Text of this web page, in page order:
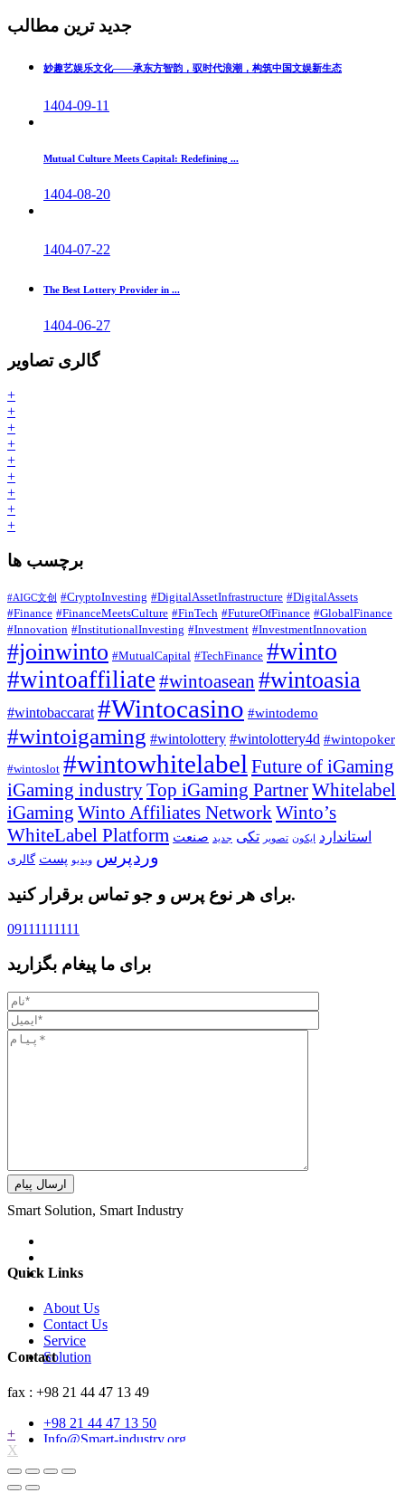
جدید ترین مطالب
妙趣艺娱乐文化——承东方智韵，驭时代浪潮，构筑中国文娱新生态
1404-09-11
Mutual Culture Meets Capital: Redefining ...
1404-08-20
1404-07-22
The Best Lottery Provider in ...
1404-06-27
گالری تصاویر
+
+
+
+
+
+
+
+
+
برچسب ها
#AIGC文创 #CryptoInvesting #DigitalAssetInfrastructure #DigitalAssets
#Finance #FinanceMeetsCulture #FinTech #FutureOfFinance #GlobalFinance
#Innovation #InstitutionalInvesting #Investment #InvestmentInnovation
#joinwinto #MutualCapital #TechFinance #winto
#wintoaffiliate #wintoasean #wintoasia
#wintobaccarat #Wintocasino #wintodemo
#wintoigaming #wintolottery #wintolottery4d #wintopoker
#wintoslot #wintowhitelabel Future of iGaming
iGaming industryTop iGaming PartnerWhitelabel
iGaming Winto Affiliates NetworkWinto’s
WhiteLabel Platform
استاندارد ایکون تصویر تکی جدید صنعت
وردپرس ویدیو پست گالری
برای هر نوع پرس و جو تماس برقرار کنید.
09111111111
برای ما پیغام بگزارید
ارسال پیام
Smart Solution, Smart Industry
Quick Links
About Us
Contact Us
Service
Solution
Contact
fax : +98 21 44 47 13 49
+98 21 44 47 13 50
Info@Smart-industry.org
+
X